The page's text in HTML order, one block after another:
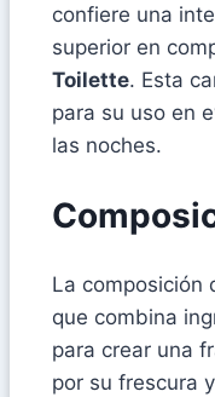
confiere una
superior en
Toilette. Esta
para su uso en
las noches.
La composición
que combina
para crear una
por su frescura